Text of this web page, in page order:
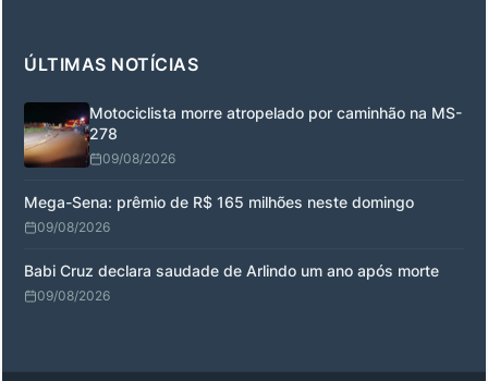
ÚLTIMAS NOTÍCIAS
Motociclista morre atropelado por caminhão na MS-
278
09/08/2026
Mega-Sena: prêmio de R$ 165 milhões neste domingo
09/08/2026
Babi Cruz declara saudade de Arlindo um ano após morte
09/08/2026